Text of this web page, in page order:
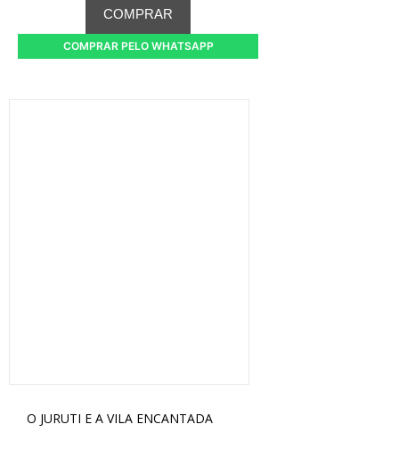
COMPRAR
COMPRAR PELO WHATSAPP
O JURUTI E A VILA ENCANTADA